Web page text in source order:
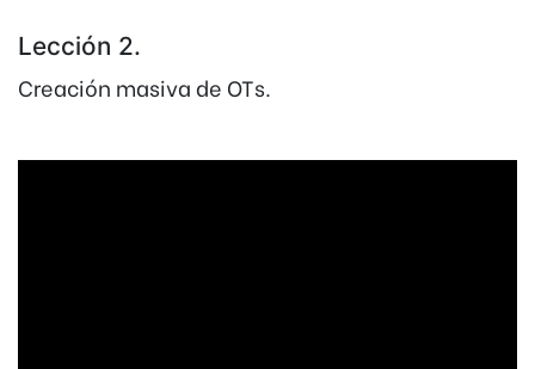
Lección 2.
Creación masiva de OTs.